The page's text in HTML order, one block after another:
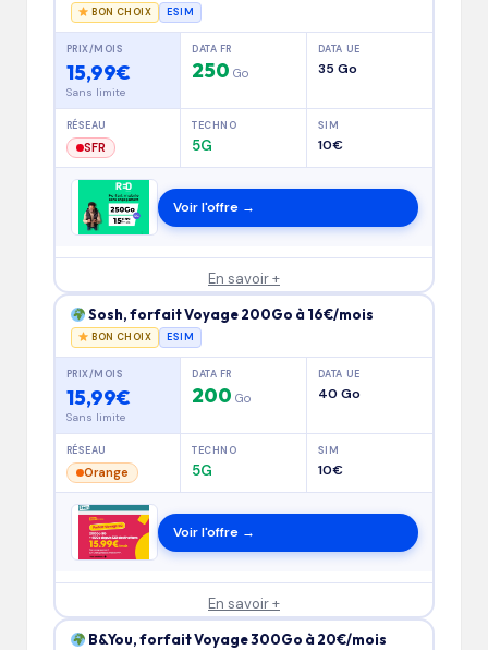
BON CHOIX ESIM
PRIX/MOIS
15,99€
Sans limite
DATA FR
250 Go
DATA UE
35 Go
RÉSEAU
SFR
TECHNO
5G
SIM
10€
Voir l'offre →
En savoir +
Sosh, forfait Voyage 200Go à 16€/mois
BON CHOIX ESIM
PRIX/MOIS
15,99€
Sans limite
DATA FR
200 Go
DATA UE
40 Go
RÉSEAU
Orange
TECHNO
5G
SIM
10€
Voir l'offre →
En savoir +
B&You, forfait Voyage 300Go à 20€/mois